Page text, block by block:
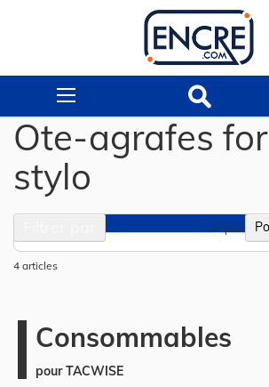
Ote-agrafes
stylo
4 articles
Trier par
Consommables
pour TACWISE